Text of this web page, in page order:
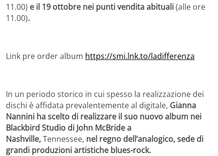
11.00) e il 19 ottobre nei punti vendita abituali(alle ore
11.00).
Link pre order album https://smi.lnk.to/ladifferenza
In un periodo storico in cui spesso la realizzazione dei
dischi è affidata prevalentemente al digitale, Gianna
Nannini ha scelto di realizzare il suo nuovo album nei
Blackbird Studio di John McBride a
Nashville,Tennessee, nel regno dell’analogico, sede di
grandi produzioni artistiche blues-rock.